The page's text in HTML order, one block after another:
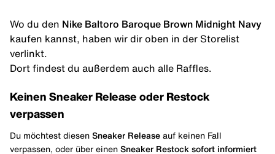
Wo du den Nike Baltoro Baroque Brown Midnight Navy
kaufen kannst, haben wir dir oben in der Storelist
verlinkt.
Dort findest du außerdem auch alle Raffles.
Keinen Sneaker Release oder Restock
verpassen
Du möchtest diesen Sneaker Release auf keinen Fall
verpassen, oder über einen Sneaker Restock sofort informiert